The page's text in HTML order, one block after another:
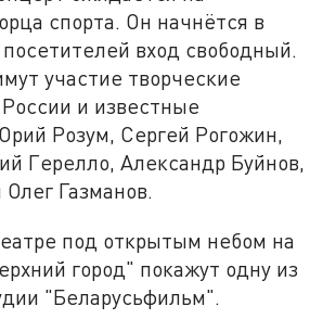
спорта. Он начнётся в
вход свободный.
участие творческие
и известные
Розум, Сергей Рогожин,
Герелло, Александр Буйнов,
Газманов.
под открытым небом на
город" покажут одну из
"Беларусьфильм".